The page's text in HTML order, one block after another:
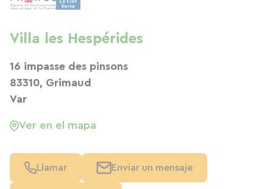
Villa les Hespérides
16 impasse des pinsons
83310, Grimaud
Var
Ver en el mapa
Llamar Enviar un mensaje